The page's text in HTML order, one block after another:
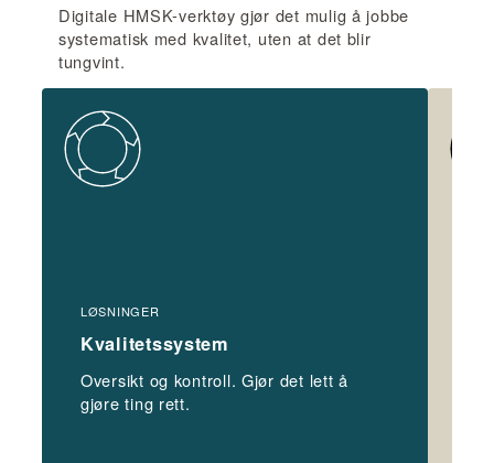
Digitale HMSK-verktøy gjør det mulig å jobbe
systematisk med kvalitet, uten at det blir
tungvint.
LØSNINGER
Kvalitetssystem
Oversikt og kontroll. Gjør det lett å
gjøre ting rett.